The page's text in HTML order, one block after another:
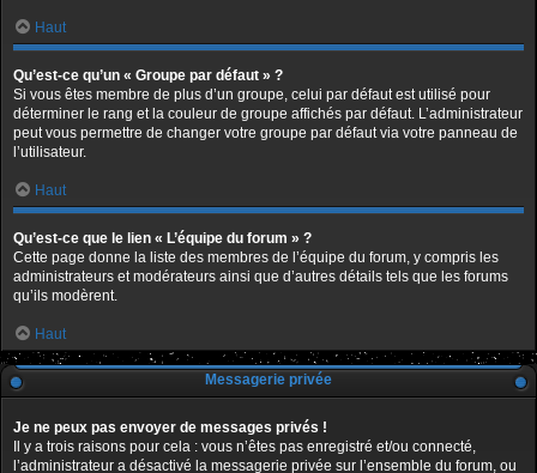
Haut
Qu’est-ce qu’un « Groupe par défaut » ?
Si vous êtes membre de plus d’un groupe, celui par défaut est utilisé pour
déterminer le rang et la couleur de groupe affichés par défaut. L’administrateur
peut vous permettre de changer votre groupe par défaut via votre panneau de
l’utilisateur.
Haut
Qu’est-ce que le lien « L’équipe du forum » ?
Cette page donne la liste des membres de l’équipe du forum, y compris les
administrateurs et modérateurs ainsi que d’autres détails tels que les forums
qu’ils modèrent.
Haut
Messagerie privée
Je ne peux pas envoyer de messages privés !
Il y a trois raisons pour cela : vous n’êtes pas enregistré et/ou connecté,
l’administrateur a désactivé la messagerie privée sur l’ensemble du forum, ou